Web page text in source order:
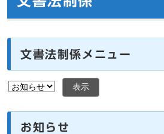
文書法制係メニュー
表示
お知らせ